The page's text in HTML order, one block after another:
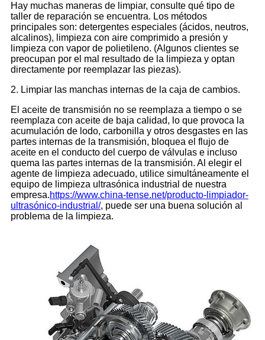
Hay muchas maneras de limpiar, consulte qué tipo de
taller de reparación se encuentra. Los métodos
principales son: detergentes especiales (ácidos, neutros,
alcalinos), limpieza con aire comprimido a presión y
limpieza con vapor de polietileno. (Algunos clientes se
preocupan por el mal resultado de la limpieza y optan
directamente por reemplazar las piezas).
2. Limpiar las manchas internas de la caja de cambios.
El aceite de transmisión no se reemplaza a tiempo o se
reemplaza con aceite de baja calidad, lo que provoca la
acumulación de lodo, carbonilla y otros desgastes en las
partes internas de la transmisión, bloquea el flujo de
aceite en el conducto del cuerpo de válvulas e incluso
quema las partes internas de la transmisión. Al elegir el
agente de limpieza adecuado, utilice simultáneamente el
equipo de limpieza ultrasónica industrial de nuestra
empresa.https://www.china-tense.net/producto-limpiador-
ultrasónico-industrial/, puede ser una buena solución al
problema de la limpieza.